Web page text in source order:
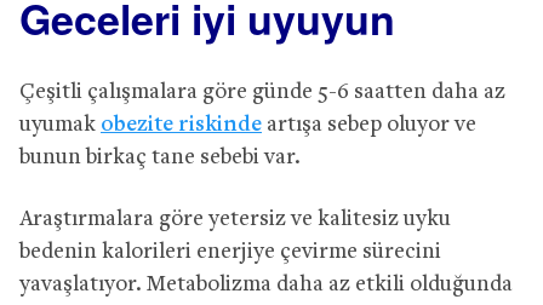
Geceleri iyi uyuyun
Çeşitli çalışmalara göre günde 5-6 saatten daha az
uyumak obezite riskinde artışa sebep oluyor ve
bunun birkaç tane sebebi var.
Araştırmalara göre yetersiz ve kalitesiz uyku
bedenin kalorileri enerjiye çevirme sürecini
yavaşlatıyor. Metabolizma daha az etkili olduğunda